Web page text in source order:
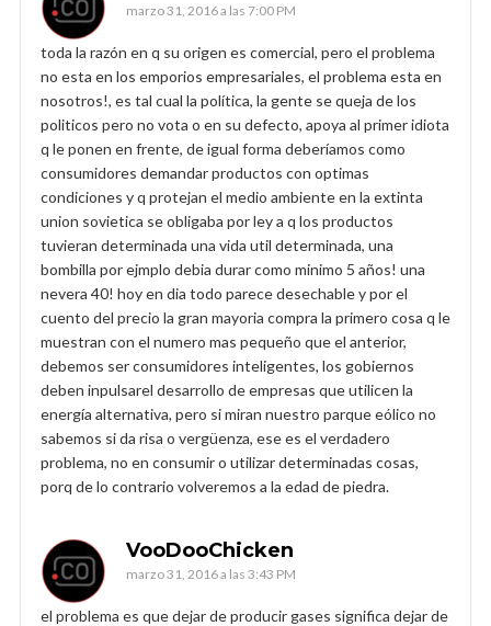
marzo 31, 2016 a las 7:00 PM
toda la razón en q su origen es comercial, pero el problema
no esta en los emporios empresariales, el problema esta en
nosotros!, es tal cual la política, la gente se queja de los
politicos pero no vota o en su defecto, apoya al primer idiota
q le ponen en frente, de igual forma deberíamos como
consumidores demandar productos con optimas
condiciones y q protejan el medio ambiente en la extinta
union sovietica se obligaba por ley a q los productos
tuvieran determinada una vida util determinada, una
bombilla por ejmplo debia durar como minimo 5 años! una
nevera 40! hoy en dia todo parece desechable y por el
cuento del precio la gran mayoria compra la primero cosa q le
muestran con el numero mas pequeño que el anterior,
debemos ser consumidores inteligentes, los gobiernos
deben inpulsarel desarrollo de empresas que utilicen la
energía alternativa, pero si miran nuestro parque eólico no
sabemos si da risa o vergüenza, ese es el verdadero
problema, no en consumir o utilizar determinadas cosas,
porq de lo contrario volveremos a la edad de piedra.
VooDooChicken
marzo 31, 2016 a las 3:43 PM
el problema es que dejar de producir gases significa dejar de